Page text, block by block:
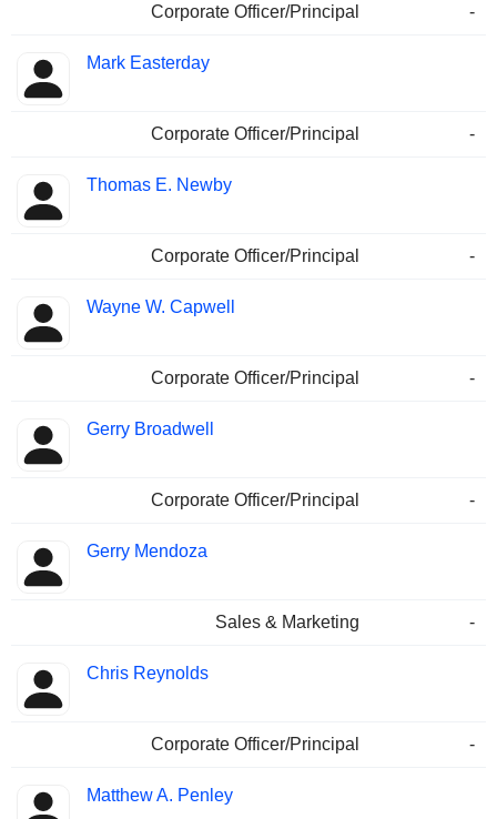
Corporate Officer/Principal -
Mark Easterday
Corporate Officer/Principal -
Thomas E. Newby
Corporate Officer/Principal -
Wayne W. Capwell
Corporate Officer/Principal -
Gerry Broadwell
Corporate Officer/Principal -
Gerry Mendoza
Sales & Marketing -
Chris Reynolds
Corporate Officer/Principal -
Matthew A. Penley